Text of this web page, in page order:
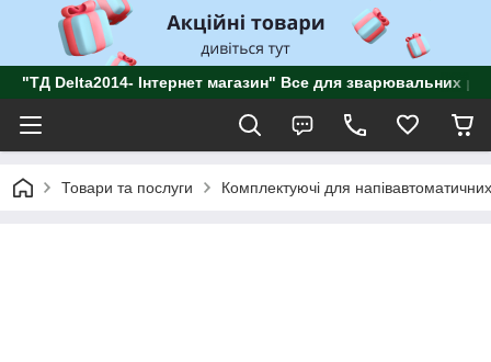
"ТД Delta2014- Інтернет магазин" Все для зварювальних
Товари та послуги Комплектуючі для